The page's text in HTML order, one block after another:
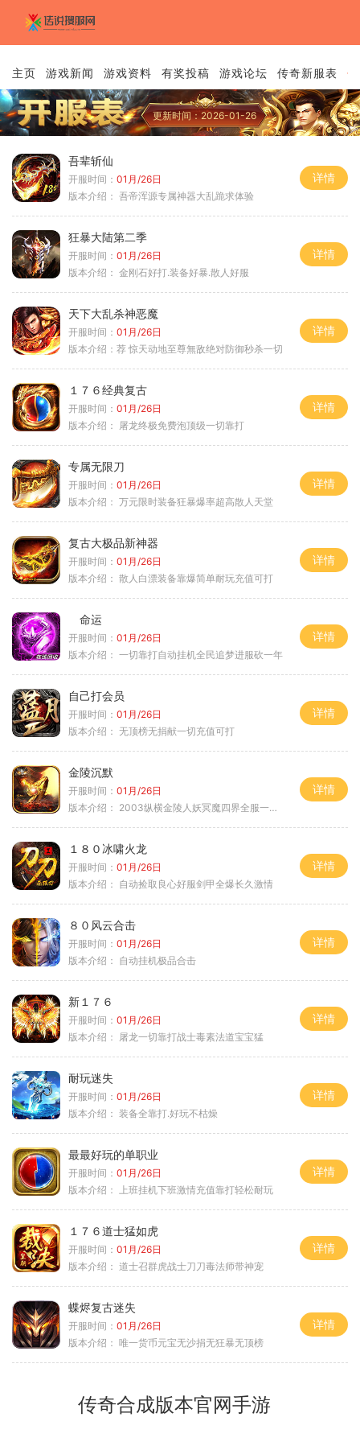
主页 游戏新闻 游戏资料 有奖投稿 游戏论坛 传奇新服表
更新时间：2026-01-26
吾辈斩仙
开服时间： 01月/26日
版本介绍： 吾帝浑源专属神器大乱跪求体验
详情
狂暴大陆第二季
开服时间： 01月/26日
版本介绍： 金刚石好打.装备好暴.散人好服
详情
天下大乱杀神恶魔
开服时间： 01月/26日
版本介绍： 荐 惊天动地至尊無敌绝对防御秒杀一切
详情
１７６经典复古
开服时间： 01月/26日
版本介绍： 屠龙终极免费泡顶级一切靠打
详情
专属无限刀
开服时间： 01月/26日
版本介绍： 万元限时装备狂暴爆率超高散人天堂
详情
复古大极品新神器
开服时间： 01月/26日
版本介绍： 散人白漂装备靠爆简单耐玩充值可打
详情
命运
开服时间： 01月/26日
版本介绍： 一切靠打自动挂机全民追梦进服砍一年
详情
自己打会员
开服时间： 01月/26日
版本介绍： 无顶榜无捐献一切充值可打
详情
金陵沉默
开服时间： 01月/26日
版本介绍： 2003纵横金陵人妖冥魔四界全服一切靠
详情
１８０冰啸火龙
开服时间： 01月/26日
版本介绍： 自动捡取良心好服剑甲全爆长久激情
详情
８０风云合击
开服时间： 01月/26日
版本介绍： 自动挂机极品合击
详情
新１７６
开服时间： 01月/26日
版本介绍： 屠龙一切靠打战士毒素法道宝宝猛
详情
耐玩迷失
开服时间： 01月/26日
版本介绍： 装备全靠打.好玩不枯燥
详情
最最好玩的单职业
开服时间： 01月/26日
版本介绍：
上班挂机下班激情充值靠打轻松耐玩
详情
１７６道士猛如虎
开服时间： 01月/26日
版本介绍： 道士召群虎战士刀刀毒法师带神宠
详情
蝶烬复古迷失
开服时间： 01月/26日
版本介绍： 唯一货币元宝无沙捐无狂暴无顶榜
详情
传奇合成版本官网手游